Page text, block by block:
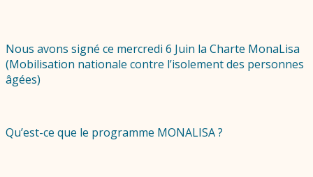
Nous avons signé ce mercredi 6 Juin la Charte MonaLisa
(Mobilisation nationale contre l’isolement des personnes
âgées)
Qu’est-ce que le programme MONALISA ?